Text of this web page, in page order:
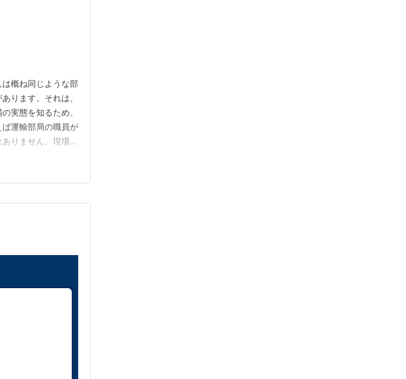
概ね同じような部
ります。それは、
実態を知るため、
運輸部局の職員が
りません。現場の
けでしょうか。